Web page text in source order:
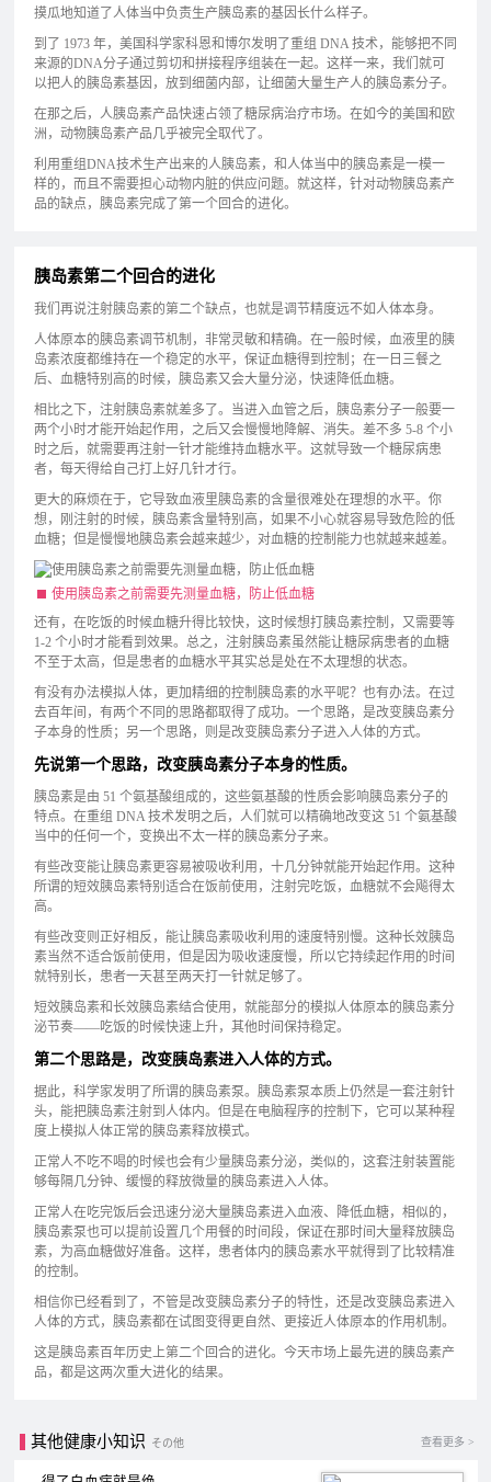
摸瓜地知道了人体当中负责生产胰岛素的基因长什么样子。
到了 1973 年，美国科学家科恩和博尔发明了重组 DNA 技术，能够把不同
来源的DNA分子通过剪切和拼接程序组装在一起。这样一来，我们就可
以把人的胰岛素基因，放到细菌内部，让细菌大量生产人的胰岛素分子。
在那之后，人胰岛素产品快速占领了糖尿病治疗市场。在如今的美国和欧
洲，动物胰岛素产品几乎被完全取代了。
利用重组DNA技术生产出来的人胰岛素，和人体当中的胰岛素是一模一
样的，而且不需要担心动物内脏的供应问题。就这样，针对动物胰岛素产
品的缺点，胰岛素完成了第一个回合的进化。
胰岛素第二个回合的进化
我们再说注射胰岛素的第二个缺点，也就是调节精度远不如人体本身。
人体原本的胰岛素调节机制，非常灵敏和精确。在一般时候，血液里的胰
岛素浓度都维持在一个稳定的水平，保证血糖得到控制；在一日三餐之
后、血糖特别高的时候，胰岛素又会大量分泌，快速降低血糖。
相比之下，注射胰岛素就差多了。当进入血管之后，胰岛素分子一般要一
两个小时才能开始起作用，之后又会慢慢地降解、消失。差不多 5-8 个小
时之后，就需要再注射一针才能维持血糖水平。这就导致一个糖尿病患
者，每天得给自己打上好几针才行。
更大的麻烦在于，它导致血液里胰岛素的含量很难处在理想的水平。你
想，刚注射的时候，胰岛素含量特别高，如果不小心就容易导致危险的低
血糖；但是慢慢地胰岛素会越来越少，对血糖的控制能力也就越来越差。
使用胰岛素之前需要先测量血糖，防止低血糖
还有，在吃饭的时候血糖升得比较快，这时候想打胰岛素控制，又需要等
1-2 个小时才能看到效果。总之，注射胰岛素虽然能让糖尿病患者的血糖
不至于太高，但是患者的血糖水平其实总是处在不太理想的状态。
有没有办法模拟人体，更加精细的控制胰岛素的水平呢？也有办法。在过
去百年间，有两个不同的思路都取得了成功。一个思路，是改变胰岛素分
子本身的性质；另一个思路，则是改变胰岛素分子进入人体的方式。
先说第一个思路，改变胰岛素分子本身的性质。
胰岛素是由 51 个氨基酸组成的，这些氨基酸的性质会影响胰岛素分子的
特点。在重组 DNA 技术发明之后，人们就可以精确地改变这 51 个氨基酸
当中的任何一个，变换出不太一样的胰岛素分子来。
有些改变能让胰岛素更容易被吸收利用，十几分钟就能开始起作用。这种
所谓的短效胰岛素特别适合在饭前使用，注射完吃饭，血糖就不会飚得太
高。
有些改变则正好相反，能让胰岛素吸收利用的速度特别慢。这种长效胰岛
素当然不适合饭前使用，但是因为吸收速度慢，所以它持续起作用的时间
就特别长，患者一天甚至两天打一针就足够了。
短效胰岛素和长效胰岛素结合使用，就能部分的模拟人体原本的胰岛素分
泌节奏——吃饭的时候快速上升，其他时间保持稳定。
第二个思路是，改变胰岛素进入人体的方式。
据此，科学家发明了所谓的胰岛素泵。胰岛素泵本质上仍然是一套注射针
头，能把胰岛素注射到人体内。但是在电脑程序的控制下，它可以某种程
度上模拟人体正常的胰岛素释放模式。
正常人不吃不喝的时候也会有少量胰岛素分泌，类似的，这套注射装置能
够每隔几分钟、缓慢的释放微量的胰岛素进入人体。
正常人在吃完饭后会迅速分泌大量胰岛素进入血液、降低血糖，相似的，
胰岛素泵也可以提前设置几个用餐的时间段，保证在那时间大量释放胰岛
素，为高血糖做好准备。这样，患者体内的胰岛素水平就得到了比较精准
的控制。
相信你已经看到了，不管是改变胰岛素分子的特性，还是改变胰岛素进入
人体的方式，胰岛素都在试图变得更自然、更接近人体原本的作用机制。
这是胰岛素百年历史上第二个回合的进化。今天市场上最先进的胰岛素产
品，都是这两次重大进化的结果。
其他健康小知识 その他 查看更多 >